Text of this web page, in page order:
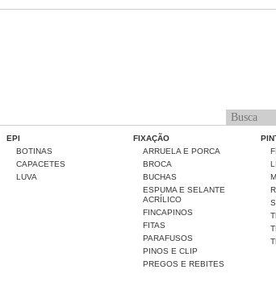
EPI
BOTINAS
CAPACETES
LUVA
FIXAÇÃO
ARRUELA E PORCA
BROCA
BUCHAS
ESPUMA E SELANTE
ACRÍLICO
FINCAPINOS
FITAS
PARAFUSOS
PINOS E CLIP
PREGOS E REBITES